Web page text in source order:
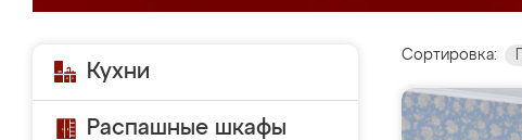
Кухни
Распашные шкафы
Сортировка: